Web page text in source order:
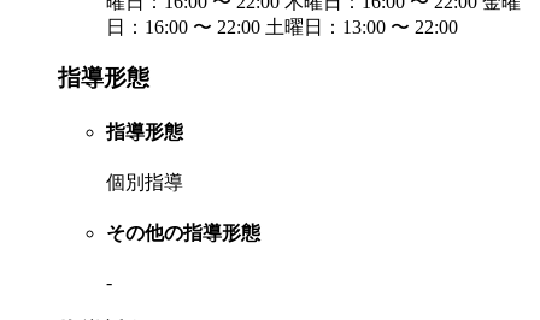
日：16:00 〜 22:00 土曜日：13:00 〜 22:00
指導形態
指導形態
個別指導
その他の指導形態
-